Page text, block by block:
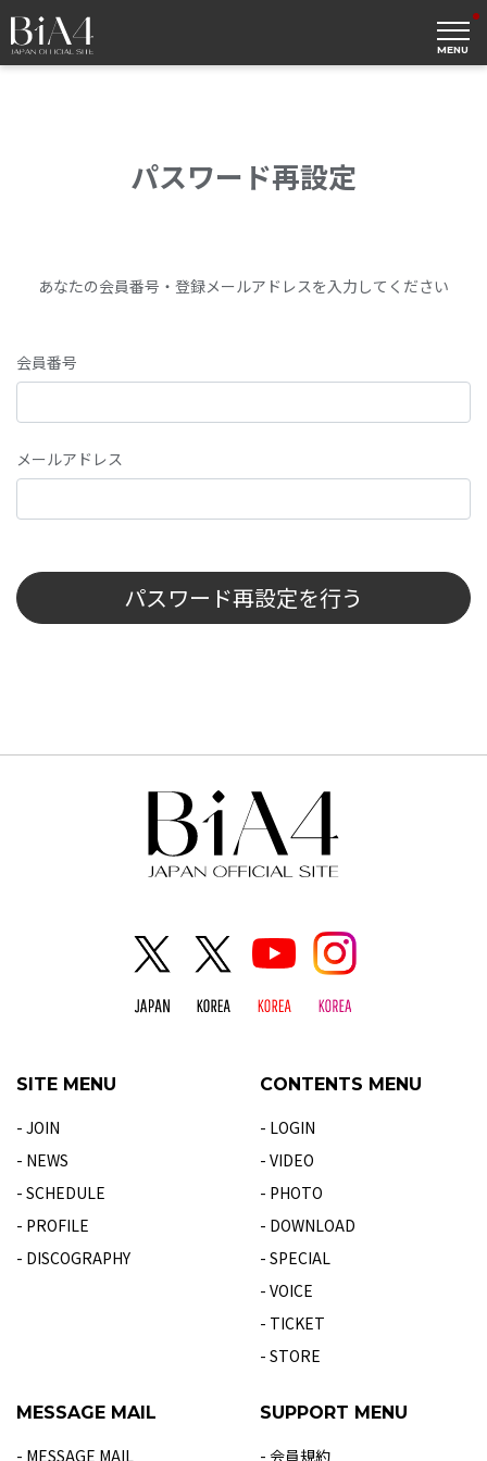
MENU
パスワード再設定
あなたの会員番号・登録メールアドレスを入力してください
会員番号
メールアドレス
パスワード再設定を行う
SITE MENU
- JOIN
- NEWS
- SCHEDULE
- PROFILE
- DISCOGRAPHY
CONTENTS MENU
- LOGIN
- VIDEO
- PHOTO
- DOWNLOAD
- SPECIAL
- VOICE
- TICKET
- STORE
MESSAGE MAIL
- MESSAGE MAIL
SUPPORT MENU
- 会員規約